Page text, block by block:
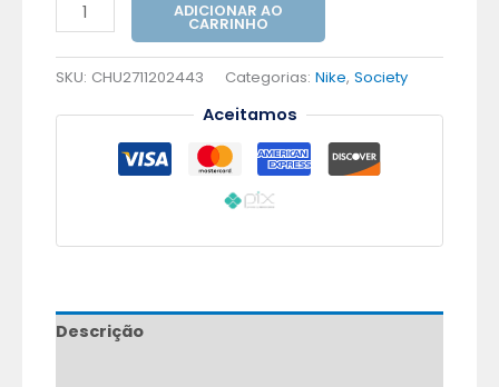
ADICIONAR AO
CARRINHO
SKU: CHU2711202443 Categorias: Nike, Society
Aceitamos
Descrição